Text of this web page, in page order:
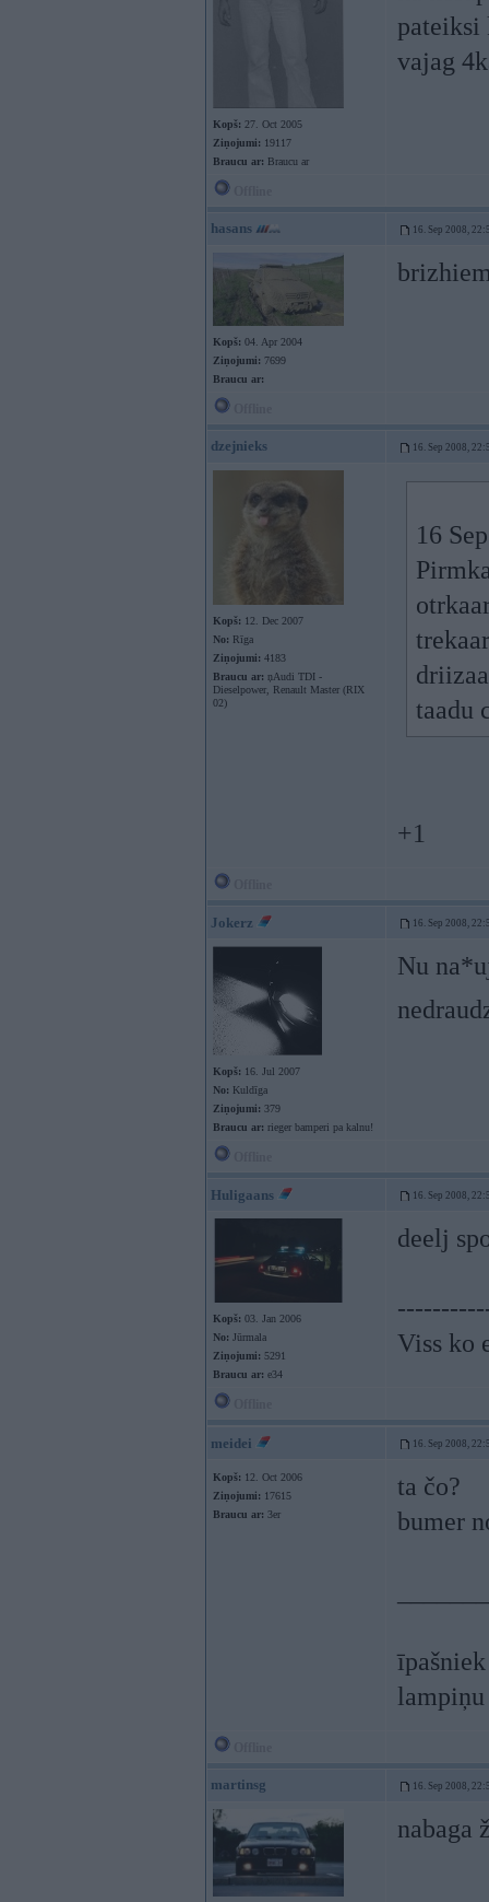
Kopš: 27. Oct 2005
Ziņojumi: 19117
Braucu ar: Braucu ar
pateiksi
vajag
hasans 16. Sep 2008,
Kopš: 04. Apr 2004
Ziņojumi: 7699
Braucu ar:
dzejnieks 16. Sep 2008,
Kopš: 12. Dec 2007
No: Rīga
Ziņojumi: 4183
Braucu ar: ņAudi TDI -
Dieselpower, Renault Master (RIX
02)
16
taadu
+1
Jokerz 16. Sep 2008,
Kopš: 16. Jul 2007
No: Kuldīga
Ziņojumi: 379
Braucu ar: rieger bamperi pa kalnu!
Nu
Huligaans 16. Sep 2008,
Kopš: 03. Jan 2006
No: Jūrmala
Ziņojumi: 5291
Braucu ar: e34
deelj
Viss ko
meidei 16. Sep 2008,
Kopš: 12. Oct 2006
Ziņojumi: 17615
Braucu ar: 3er
ta čo?
bumer
martinsg 16. Sep 2008,
nabaga